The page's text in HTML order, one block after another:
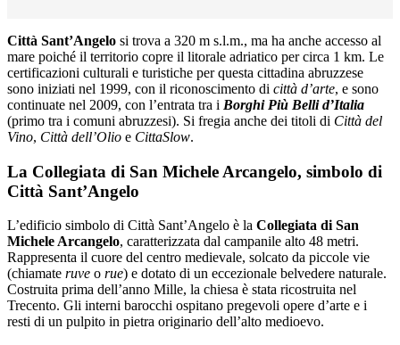
Città Sant’Angelo si trova a 320 m s.l.m., ma ha anche accesso al
mare poiché il territorio copre il litorale adriatico per circa 1 km. Le
certificazioni culturali e turistiche per questa cittadina abruzzese
sono iniziati nel 1999, con il riconoscimento di città d’arte, e sono
continuate nel 2009, con l’entrata tra i Borghi Più Belli d’Italia
(primo tra i comuni abruzzesi). Si fregia anche dei titoli di Città del
Vino, Città dell’Olio e CittaSlow.
La Collegiata di San Michele Arcangelo, simbolo di
Città Sant’Angelo
L’edificio simbolo di Città Sant’Angelo è la Collegiata di San
Michele Arcangelo, caratterizzata dal campanile alto 48 metri.
Rappresenta il cuore del centro medievale, solcato da piccole vie
(chiamate ruve o rue) e dotato di un eccezionale belvedere naturale.
Costruita prima dell’anno Mille, la chiesa è stata ricostruita nel
Trecento. Gli interni barocchi ospitano pregevoli opere d’arte e i
resti di un pulpito in pietra originario dell’alto medioevo.